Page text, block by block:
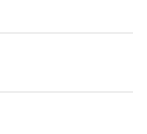
Իշխան